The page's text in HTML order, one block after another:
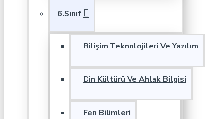
6.Sınıf
Bilişim Teknolojileri Ve Yazılım
Din Kültürü Ve Ahlak Bilgisi
Fen Bilimleri